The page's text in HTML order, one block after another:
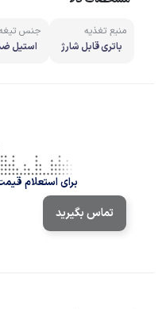
منبع تغذیه
باتری قابل شارژ
جنس
استیل
برای استعلام
تماس بگیرید